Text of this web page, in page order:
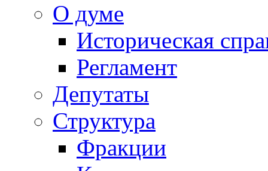
О думе
Историческая
Регламент
Депутаты
Структура
Фракции